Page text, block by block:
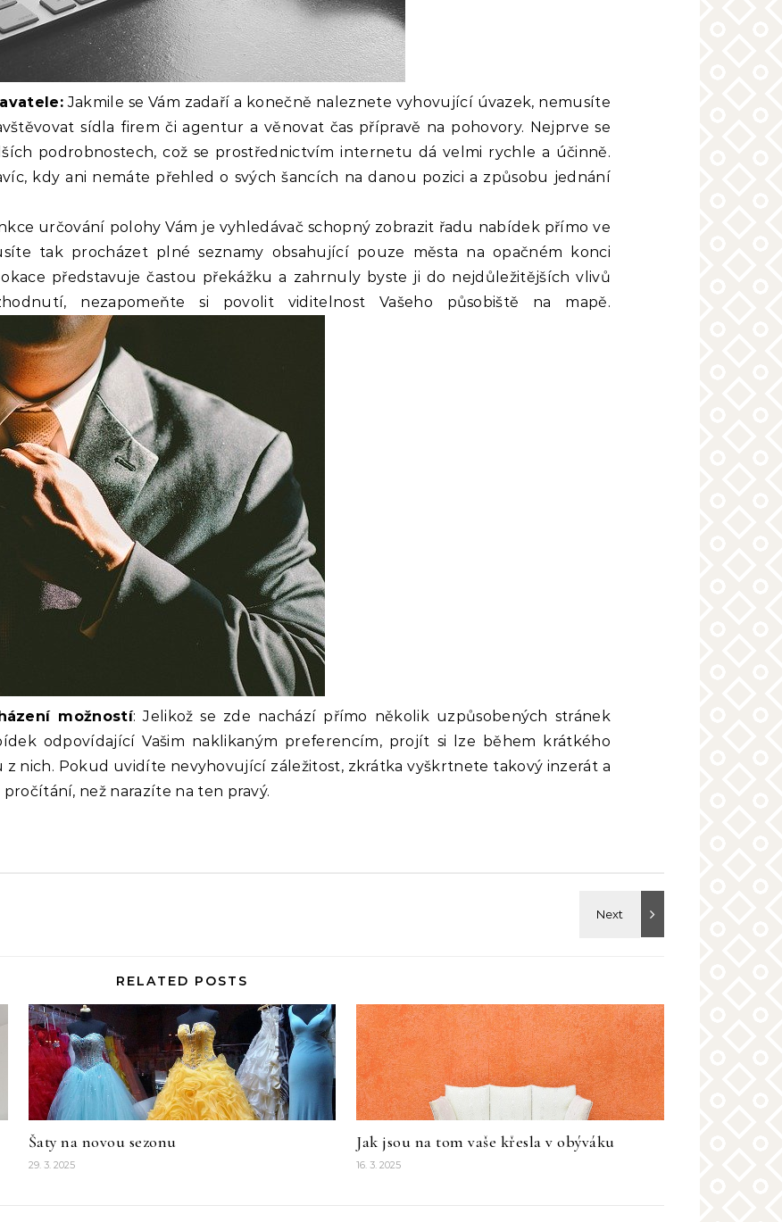
Jakmile se Vám zadaří a konečně naleznete vyhovující úvazek, nemusíte
sídla firem či agentur a věnovat čas přípravě na pohovory. Nejprve se
podrobnostech, což se prostřednictvím internetu dá velmi rychle a účinně.
kdy ani nemáte přehled o svých šancích na danou pozici a způsobu jednání
určování polohy Vám je vyhledávač schopný zobrazit řadu nabídek přímo ve
tak procházet plné seznamy obsahující pouze města na opačném konci
představuje častou překážku a zahrnuly byste ji do nejdůležitějších vlivů
nezapomeňte si povolit viditelnost Vašeho působiště na mapě.
možností: Jelikož se zde nachází přímo několik uzpůsobených stránek
odpovídající Vašim naklikaným preferencím, projít si lze během krátkého
nich. Pokud uvidíte nevyhovující záležitost, zkrátka vyškrtnete takový inzerát a
než narazíte na ten pravý.
RELATED POSTS
Šaty na novou sezonu
29. 3. 2025
Jak jsou na tom vaše křesla v obýváku
16. 3. 2025